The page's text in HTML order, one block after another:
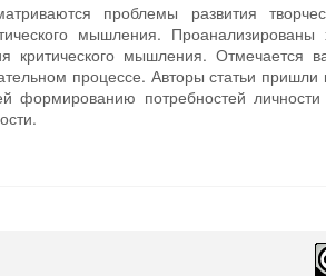
проблемы развития
мышления.
критического мышления. Отмечается
процессе. Авторы статьи
формированию потребностей